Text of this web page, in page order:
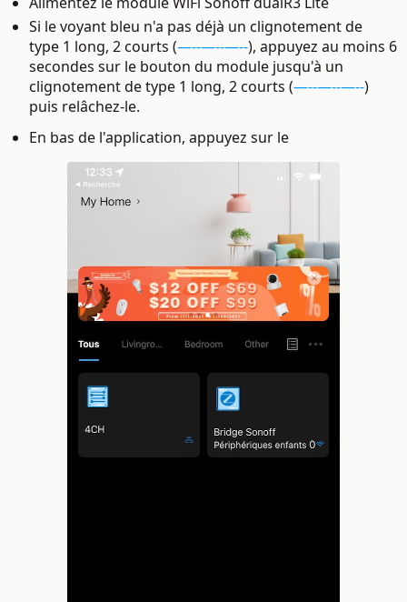
Si le voyant bleu n'a pas déjà un clignotement de
type 1 long, 2 courts (—--—--—--), appuyez au moins 6
secondes sur le bouton du module jusqu'à un
clignotement de type 1 long, 2 courts (—--—--—--)
puis relâchez-le.
En bas de l'application, appuyez sur le